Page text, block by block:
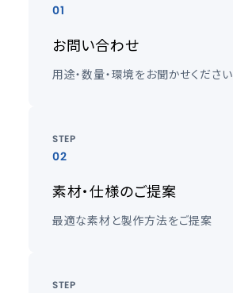
01
お問い合わせ
用途・数量・環境をお聞かせください
STEP
02
素材・仕様のご提案
最適な素材と製作方法をご提案
STEP